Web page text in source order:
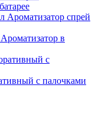
Ароматизатор спрей
Ароматизатор в
с палочками